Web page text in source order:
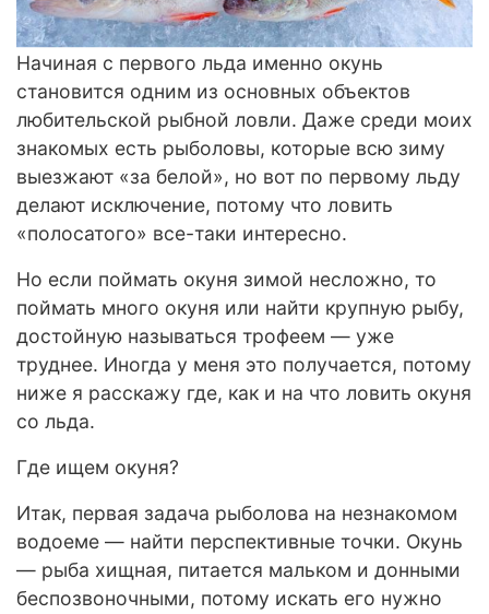
Начиная с первого льда именно окунь
становится одним из основных объектов
любительской рыбной ловли. Даже среди моих
знакомых есть рыболовы, которые всю зиму
выезжают «за белой», но вот по первому льду
делают исключение, потому что ловить
«полосатого» все-таки интересно.
Но если поймать окуня зимой несложно, то
поймать много окуня или найти крупную рыбу,
достойную называться трофеем — уже
труднее. Иногда у меня это получается, потому
ниже я расскажу где, как и на что ловить окуня
со льда.
Где ищем окуня?
Итак, первая задача рыболова на незнакомом
водоеме — найти перспективные точки. Окунь
— рыба хищная, питается мальком и донными
беспозвоночными, потому искать его нужно